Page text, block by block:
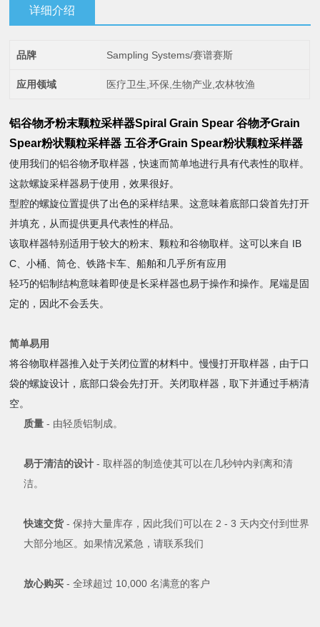
详细介绍
品牌 Sampling Systems/赛谱赛斯
应用领域 医疗卫生,环保,生物产业,农林牧渔
铝谷物矛粉末颗粒采样器Spiral Grain Spear 谷物矛Grain
Spear粉状颗粒采样器 五谷矛Grain Spear粉状颗粒采样器
使用我们的铝谷物矛取样器，快速而简单地进行具有代表性的取样。
这款螺旋采样器易于使用，效果很好。
型腔的螺旋位置提供了出色的采样结果。这意味着底部口袋首先打开
并填充，从而提供更具代表性的样品。
该取样器特别适用于较大的粉末、颗粒和谷物取样。这可以来自 IB
C、小桶、筒仓、铁路卡车、船舶和几乎所有应用
轻巧的铝制结构意味着即使是长采样器也易于操作和操作。尾端是固
定的，因此不会丢失。
简单易用
将谷物取样器推入处于关闭位置的材料中。慢慢打开取样器，由于口
袋的螺旋设计，底部口袋会先打开。关闭取样器，取下并通过手柄清
空。
质量 - 由轻质铝制成。
易于清洁的设计 - 取样器的制造使其可以在几秒钟内剥离和清
洁。
快速交货- 保持大量库存，因此我们可以在 2 - 3 天内交付到世界
大部分地区。如果情况紧急，请联系我们
放心购买 - 全球超过 10,000 名满意的客户